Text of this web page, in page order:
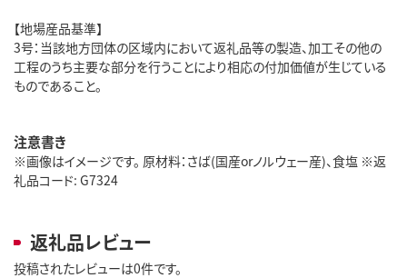
【地場産品基準】
3号：当該地方団体の区域内において返礼品等の製造、加工その他の
工程のうち主要な部分を行うことにより相応の付加価値が生じている
ものであること。
注意書き
※画像はイメージです。 原材料：さば(国産orノルウェー産)、食塩 ※返
礼品コード: G7324
返礼品レビュー
投稿されたレビューは0件です。